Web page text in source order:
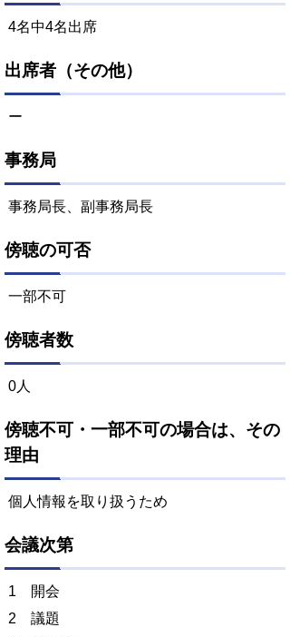
4名中4名出席
出席者（その他）
ー
事務局
事務局長、副事務局長
傍聴の可否
一部不可
傍聴者数
0人
傍聴不可・一部不可の場合は、その
理由
個人情報を取り扱うため
会議次第
1 開会
2 議題